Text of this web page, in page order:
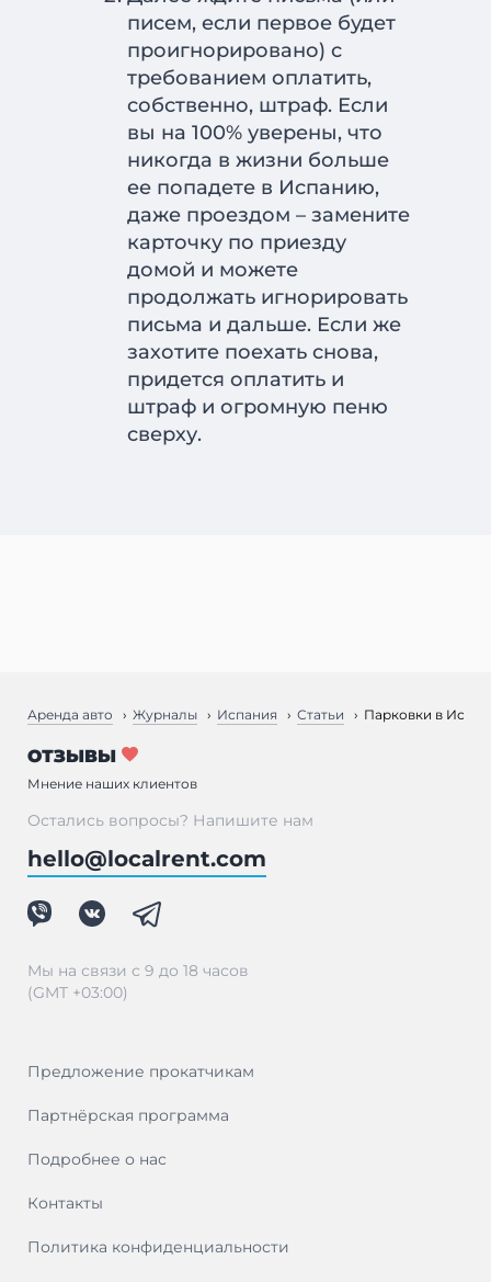
писем, если первое будет
проигнорировано) с
требованием оплатить,
собственно, штраф. Если
вы на 100% уверены, что
никогда в жизни больше
ее попадете в Испанию,
даже проездом – замените
карточку по приезду
домой и можете
продолжать игнорировать
письма и дальше. Если же
захотите поехать снова,
придется оплатить и
штраф и огромную пеню
сверху.
Аренда авто Журналы Испания Статьи Парковки в
ОТЗЫВЫ
Мнение наших клиентов
Предложение прокатчикам
Партнёрская программа
Подробнее о нас
Контакты
Политика конфиденциальности
Остались вопросы? Напишите нам
hello@localrent.com
Мы на связи с 9 до 18 часов
(GMT +03:00)